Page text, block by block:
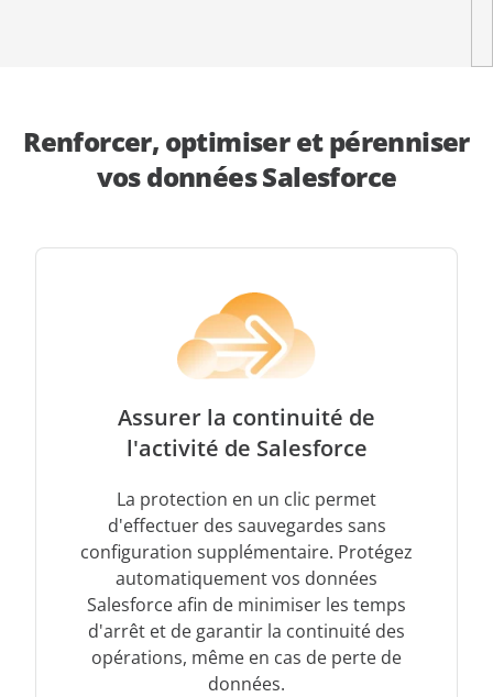
Renforcer, optimiser et pérenniser
vos données Salesforce
Assurer la continuité de
l'activité de Salesforce
La protection en un clic permet
d'effectuer des sauvegardes sans
configuration supplémentaire. Protégez
automatiquement vos données
Salesforce afin de minimiser les temps
d'arrêt et de garantir la continuité des
opérations, même en cas de perte de
données.